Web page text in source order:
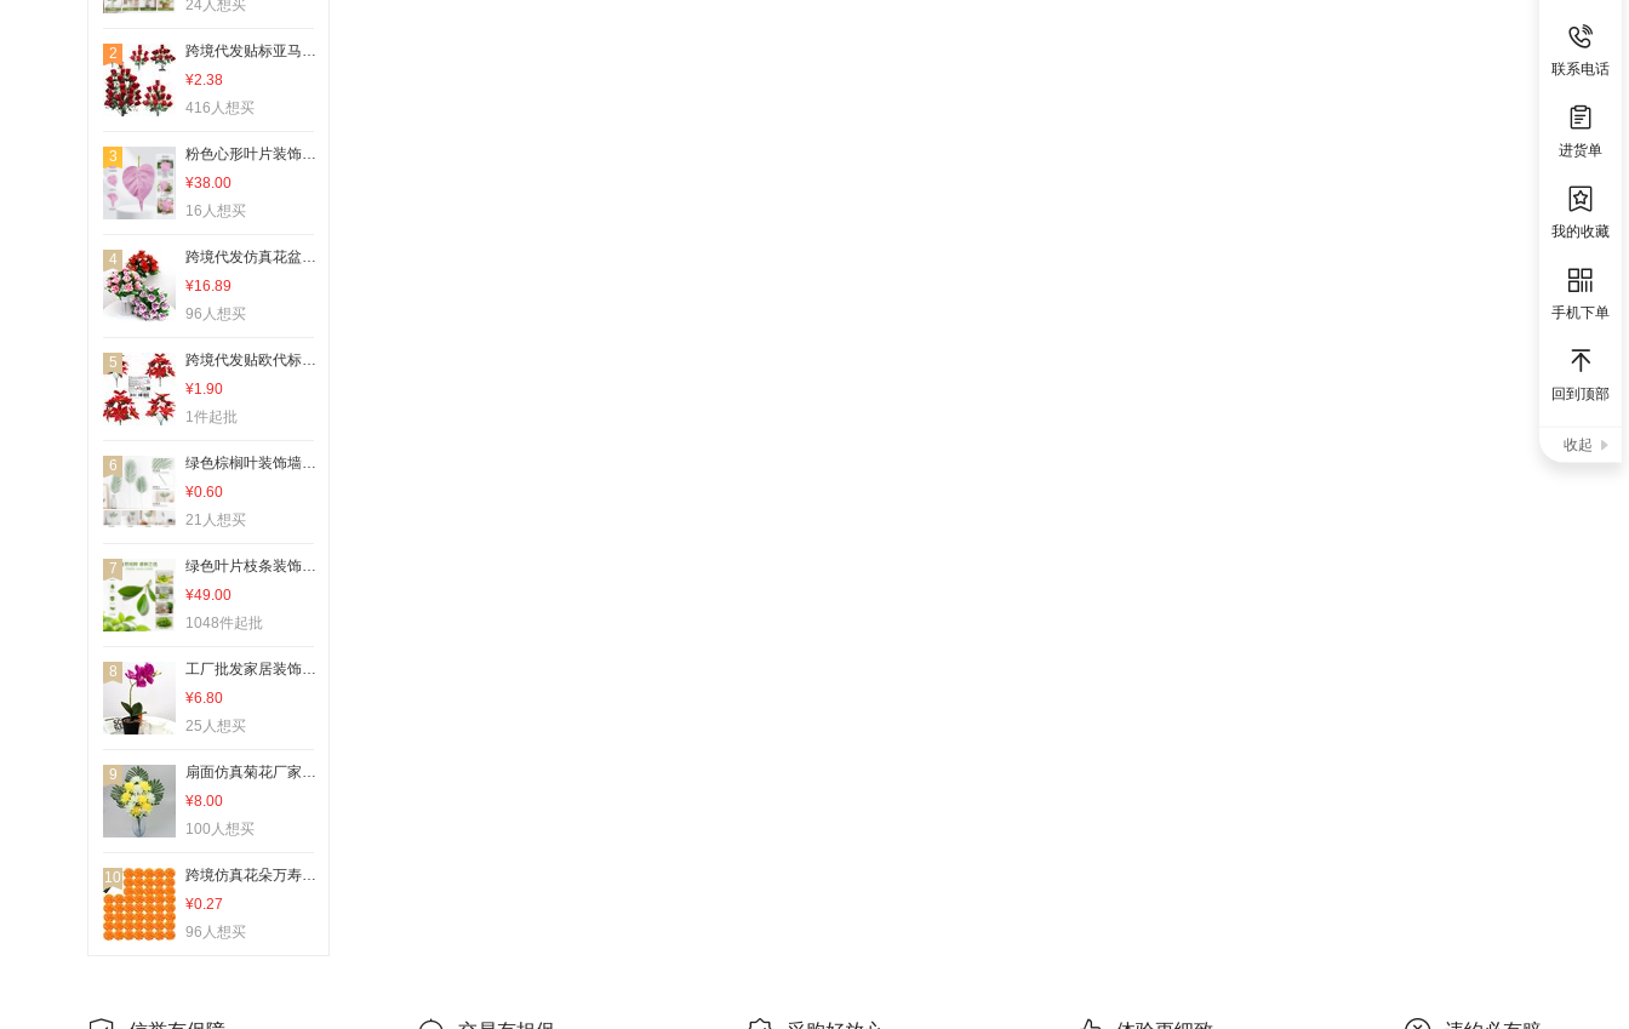
联系电话
进货单
我的收藏
手机下单
回到顶部
收起
24人想买
2
跨境代发贴标亚马孙特姆希音爆款绒布仿真玫瑰花厂外贸春蕾假花蕾
¥2.38
416人想买
3
粉色心形叶片装饰摆件家居创意绿植仿真叶
¥38.00
16人想买
4
跨境代发仿真花盆栽新娘百合手捧花束葫芦花瓶套装舞蹈道具摆放花
¥16.89
96人想买
5
跨境代发贴欧代标仿真花仿真圣诞花丝印叶7头一品红花束厂家批发
¥1.90
1件起批
6
绿色棕榈叶装饰墙贴热带风家居背景墙布艺挂饰
¥0.60
21人想买
7
绿色叶片枝条装饰摆件仿真植物家居绿植装饰
¥49.00
1048件起批
8
工厂批发家居装饰仿真蝴蝶兰盆景假花仿真蝴蝶兰盆栽仿真盆栽植物
¥6.80
25人想买
9
扇面仿真菊花厂家 12头仿真花成品 金丝菊人造手捧花18头假绢花
¥8.00
100人想买
10
跨境仿真花朵万寿菊套装丁香康乃馨DIY节庆鬼节万圣节装饰假花厂
¥0.27
96人想买